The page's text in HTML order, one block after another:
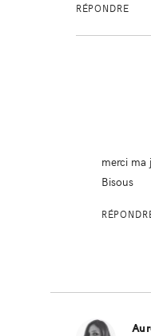
RÉPONDRE
merci ma
Bisous